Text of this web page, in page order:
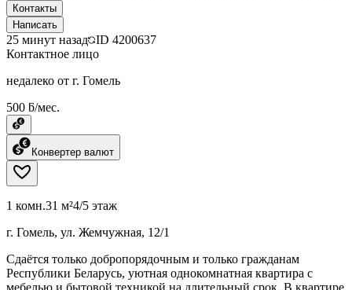
Контакты
Написать
25 минут назад ID 4200637
Контактное лицо
недалеко от г. Гомель
500 ƃ/мес.
Конвертер валют
1 комн.31 м²4/5 этаж
г. Гомель, ул. Жемчужная, 12/1
Сдаётся только добропорядочным и только гражданам
Республики Беларусь, уютная однокомнатная квартира с
мебелью и бытовой техникой на длительный срок. В квартире